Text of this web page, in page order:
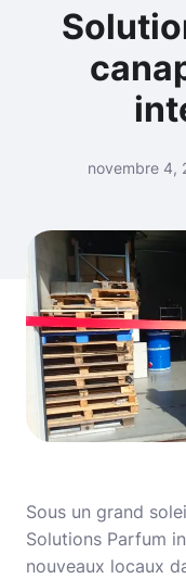
novembre 4,
Sous un grand
Solutions Parfum
nouveaux locaux